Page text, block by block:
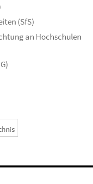
(SfS)
an Hochschulen